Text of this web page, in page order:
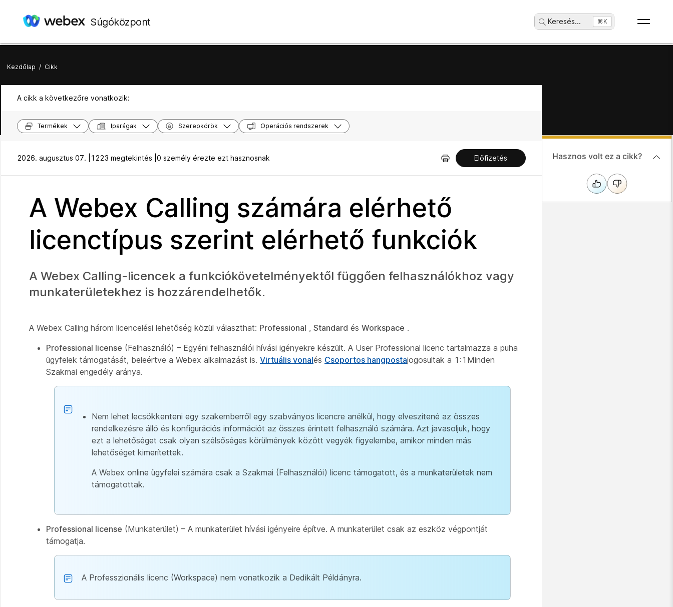
Súgóközpont Keresés... ⌘K
Kezdőlap / Cikk
A cikk a következőre vonatkozik:
Termékek Iparágak Szerepkörök Operációs rendszerek
2026. augusztus 07. | 1223 megtekintés | 0 személy érezte ezt hasznosnak Előfizetés
A Webex Calling számára elérhető
licenctípus szerint elérhető funkciók
A Webex Calling-licencek a funkciókövetelményektől függően felhasználókhoz vagy
munkaterületekhez is hozzárendelhetők.
A Webex Calling három licencelési lehetőség közül választhat: Professional , Standard és Workspace .
Professional license (Felhasználó) – Egyéni felhasználói hívási igényekre készült. A User Professional licenc tartalmazza a puha
ügyfelek támogatását, beleértve a Webex alkalmazást is. Virtuális vonalés Csoportos hangpostajogosultak a 1:1Minden
Szakmai engedély aránya.
Nem lehet lecsökkenteni egy szakemberről egy szabványos licencre anélkül, hogy elveszítené az összes
rendelkezésre álló és konfigurációs információt az összes érintett felhasználó számára. Azt javasoljuk, hogy
ezt a lehetőséget csak olyan szélsőséges körülmények között vegyék figyelembe, amikor minden más
lehetőséget kimerítettek.
A Webex online ügyfelei számára csak a Szakmai (Felhasználói) licenc támogatott, és a munkaterületek nem
támogatottak.
Professional license (Munkaterület) – A munkaterület hívási igényeire építve. A munkaterület csak az eszköz végpontját
támogatja.
A Professzionális licenc (Workspace) nem vonatkozik a Dedikált Példányra.
Hasznos volt ez a cikk?